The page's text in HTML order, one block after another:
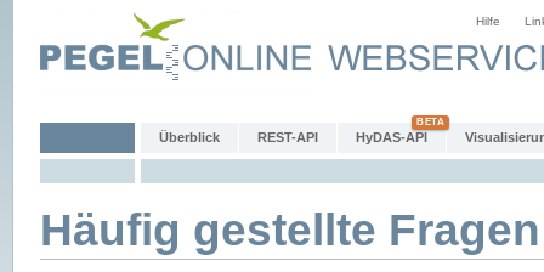
Hilfe
Überblick REST-API HyDAS-API
Häufig gestellte